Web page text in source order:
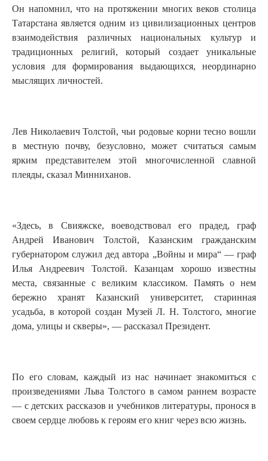
Он напомнил, что на протяжении многих веков столица
Татарстана является одним из цивилизационных центров
взаимодействия различных национальных культур и
традиционных религий, который создает уникальные
условия для формирования выдающихся, неординарно
мыслящих личностей.
Лев Николаевич Толстой, чьи родовые корни тесно вошли
в местную почву, безусловно, может считаться самым
ярким представителем этой многочисленной славной
плеяды, сказал Минниханов.
«Здесь, в Свияжске, воеводствовал его прадед, граф
Андрей Иванович Толстой, Казанским гражданским
губернатором служил дед автора „Войны и мира“ — граф
Илья Андреевич Толстой. Казанцам хорошо известны
места, связанные с великим классиком. Память о нем
бережно хранят Казанский университет, старинная
усадьба, в которой создан Музей Л. Н. Толстого, многие
дома, улицы и скверы», — рассказал Президент.
По его словам, каждый из нас начинает знакомиться с
произведениями Льва Толстого в самом раннем возрасте
— с детских рассказов и учебников литературы, пронося в
своем сердце любовь к героям его книг через всю жизнь.